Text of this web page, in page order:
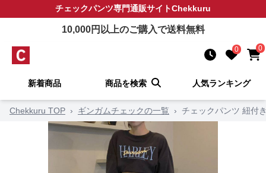
チェックパンツ専門通販サイトChekkuru
10,000円以上のご購入で送料無料
0 0
新着商品 商品を検索 人気ランキング
Chekkuru TOP › ギンガムチェックの一覧 › チェックパンツ 紐付